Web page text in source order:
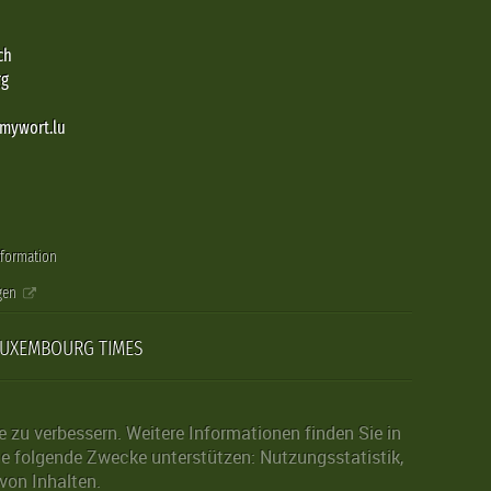
TIMES
verbessern. Weitere Informationen finden Sie in
folgende Zwecke unterstützen: Nutzungsstatistik,
Inhalten.